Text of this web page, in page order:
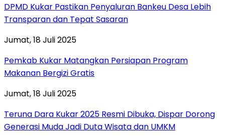
DPMD Kukar Pastikan Penyaluran Bankeu Desa Lebih
Transparan dan Tepat Sasaran
Jumat, 18 Juli 2025
Pemkab Kukar Matangkan Persiapan Program
Makanan Bergizi Gratis
Jumat, 18 Juli 2025
Teruna Dara Kukar 2025 Resmi Dibuka, Dispar Dorong
Generasi Muda Jadi Duta Wisata dan UMKM